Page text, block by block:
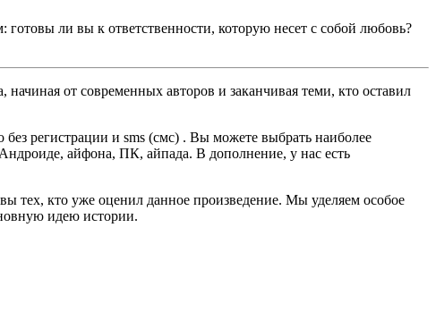
готовы ли вы к ответственности, которую несет с собой любовь?
от современных авторов и заканчивая теми, кто оставил
регистрации и sms (смс) . Вы можете выбрать наиболее
айфона, ПК, айпада. В дополнение, у нас есть
тех, кто уже оценил данное произведение. Мы уделяем особое
идею истории.